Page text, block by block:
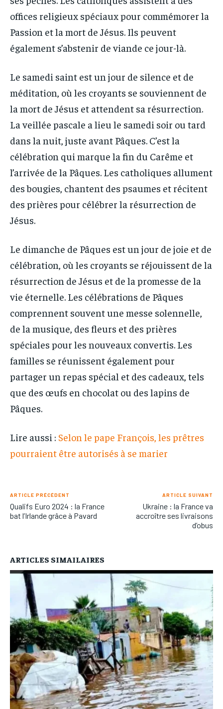
offices religieux spéciaux pour commémorer la
Passion et la mort de Jésus. Ils peuvent
également s’abstenir de viande ce jour-là.
Le samedi saint est un jour de silence et de
méditation, où les croyants se souviennent de
la mort de Jésus et attendent sa résurrection.
La veillée pascale a lieu le samedi soir ou tard
dans la nuit, juste avant Pâques. C’est la
célébration qui marque la fin du Carême et
l’arrivée de la Pâques. Les catholiques allument
des bougies, chantent des psaumes et récitent
des prières pour célébrer la résurrection de
Jésus.
Le dimanche de Pâques est un jour de joie et de
célébration, où les croyants se réjouissent de la
résurrection de Jésus et de la promesse de la
vie éternelle. Les célébrations de Pâques
comprennent souvent une messe solennelle,
de la musique, des fleurs et des prières
spéciales pour les nouveaux convertis. Les
familles se réunissent également pour
partager un repas spécial et des cadeaux, tels
que des œufs en chocolat ou des lapins de
Pâques.
Lire aussi : Selon le pape François, les prêtres
pourraient être autorisés à se marier
ARTICLE PRÉCÉDENT
Qualifs Euro 2024 : la France
bat l’Irlande grâce à Pavard
ARTICLE SUIVANT
Ukraine : la France va
accroître ses livraisons
d’obus
ARTICLES SIMAILAIRES